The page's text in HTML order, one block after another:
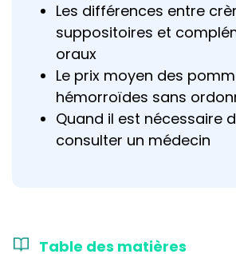
Les différences entre
suppositoires et
oraux
Le prix moyen des
hémorroïdes sans
Quand il est nécessaire
consulter un médecin
Table des matières